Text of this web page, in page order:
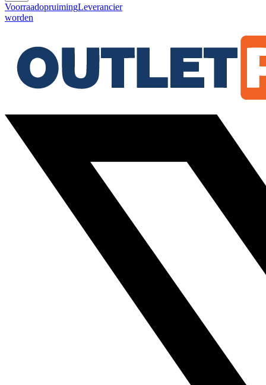
VoorraadopruimingLeverancier
worden